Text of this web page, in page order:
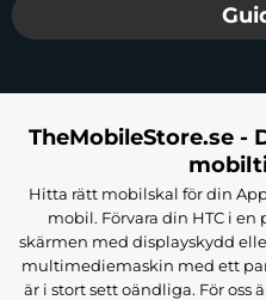
TheMobileStore.se -
Hitta rätt mobilskal för din
mobil. Förvara din HTC i en
skärmen med displayskydd
multimediemaskin med ett
är i stort sett oändliga. För oss